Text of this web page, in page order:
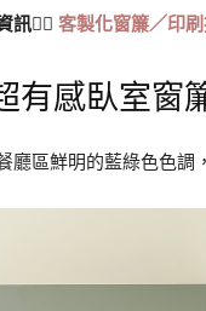
👉🏻 客製化窗簾／印
有感臥室窗
廳區鮮明的藍綠色色調